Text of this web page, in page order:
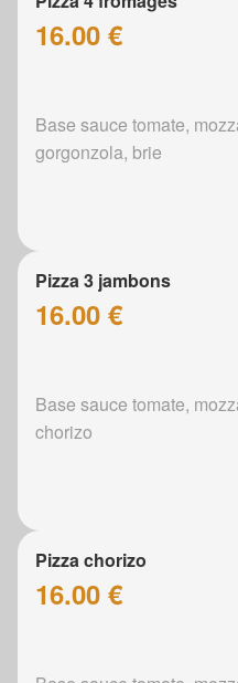
16.00 €
Base sauce tomate,
gorgonzola, brie
Pizza 3 jambons
16.00 €
Base sauce tomate,
chorizo
Pizza chorizo
16.00 €